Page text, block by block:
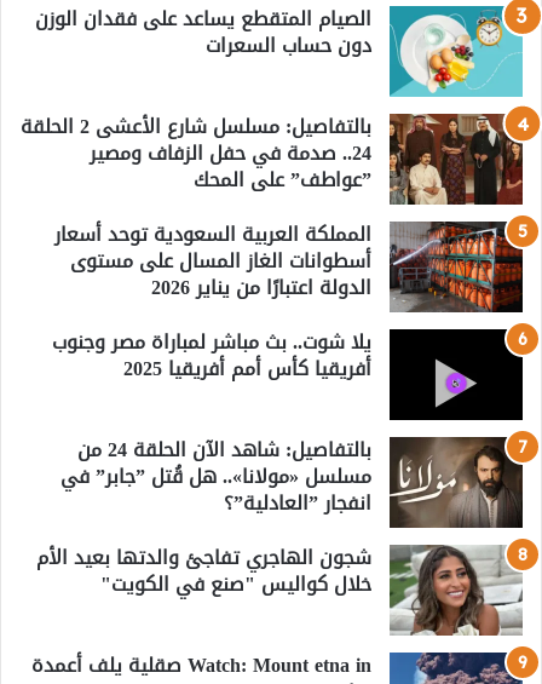
الصيام المتقطع يساعد على فقدان الوزن
دون حساب السعرات
بالتفاصيل: مسلسل شارع الأعشى 2 الحلقة
24.. صدمة في حفل الزفاف ومصير
”عواطف” على المحك
المملكة العربية السعودية توحد أسعار
أسطوانات الغاز المسال على مستوى
الدولة اعتبارًا من يناير 2026
يلا شوت.. بث مباشر لمباراة مصر وجنوب
أفريقيا كأس أمم أفريقيا 2025
بالتفاصيل: شاهد الآن الحلقة 24 من
مسلسل «مولانا».. هل قُتل ”جابر” في
انفجار ”العادلية”؟
شجون الهاجري تفاجئ والدتها بعيد الأم
خلال كواليس "صنع في الكويت"
Watch: Mount etna in صقلية يلف أعمدة